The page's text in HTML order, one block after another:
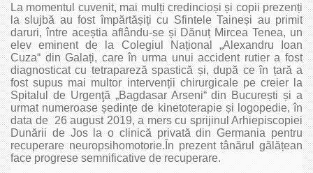
La momentul cuvenit, mai mulți credincioși și copii prezenți
la slujbă au fost împărtășiți cu Sfintele Taineși au primit
daruri, între aceștia aflându-se și Dănuț Mircea Tenea, un
elev eminent de la Colegiul Național „Alexandru Ioan
Cuza“ din Galați, care în urma unui accident rutier a fost
diagnosticat cu tetrapareză spastică și, după ce în țară a
fost supus mai multor intervenții chirurgicale pe creier la
Spitalul de Urgenţă „Bagdasar Arseni“ din București și a
urmat numeroase ședințe de kinetoterapie și logopedie, în
data de 26 august 2019, a mers cu sprijinul Arhiepiscopiei
Dunării de Jos la o clinică privată din Germania pentru
recuperare neuropsihomotorie.În prezent tânărul gălățean
face progrese semnificative de recuperare.